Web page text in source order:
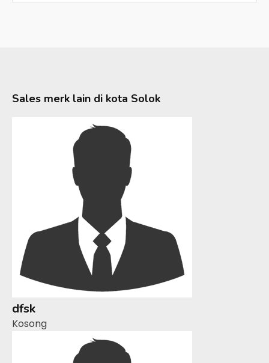
Sales merk lain di kota Solok
dfsk
Kosong